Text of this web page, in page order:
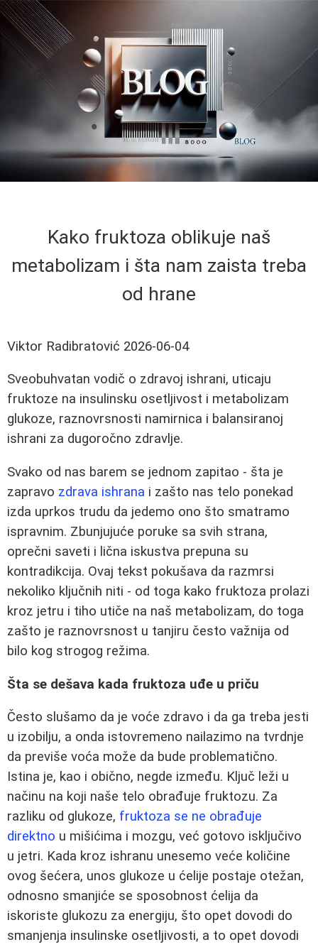
Kako fruktoza oblikuje naš
metabolizam i šta nam zaista treba
od hrane
Viktor Radibratović 2026-06-04
Sveobuhvatan vodič o zdravoj ishrani, uticaju
fruktoze na insulinsku osetljivost i metabolizam
glukoze, raznovrsnosti namirnica i balansiranoj
ishrani za dugoročno zdravlje.
Svako od nas barem se jednom zapitao - šta je
zapravo zdrava ishrana i zašto nas telo ponekad
izda uprkos trudu da jedemo ono što smatramo
ispravnim. Zbunjujuće poruke sa svih strana,
oprečni saveti i lična iskustva prepuna su
kontradikcija. Ovaj tekst pokušava da razmrsi
nekoliko ključnih niti - od toga kako fruktoza prolazi
kroz jetru i tiho utiče na naš metabolizam, do toga
zašto je raznovrsnost u tanjiru često važnija od
bilo kog strogog režima.
Šta se dešava kada fruktoza uđe u priču
Često slušamo da je voće zdravo i da ga treba jesti
u izobilju, a onda istovremeno nailazimo na tvrdnje
da previše voća može da bude problematično.
Istina je, kao i obično, negde između. Ključ leži u
načinu na koji naše telo obrađuje fruktozu. Za
razliku od glukoze, fruktoza se ne obrađuje
direktno u mišićima i mozgu, već gotovo isključivo
u jetri. Kada kroz ishranu unesemo veće količine
ovog šećera, unos glukoze u ćelije postaje otežan,
odnosno smanjiće se sposobnost ćelija da
iskoriste glukozu za energiju, što opet dovodi do
smanjenja insulinske osetljivosti, a to opet dovodi